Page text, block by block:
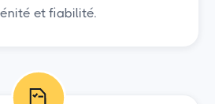
et fiabilité.